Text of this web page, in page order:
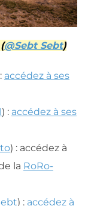
@Sebt Sebt)
accédez à ses
) : accédez à ses
) : accédez à
la RoRo-
) : accédez à